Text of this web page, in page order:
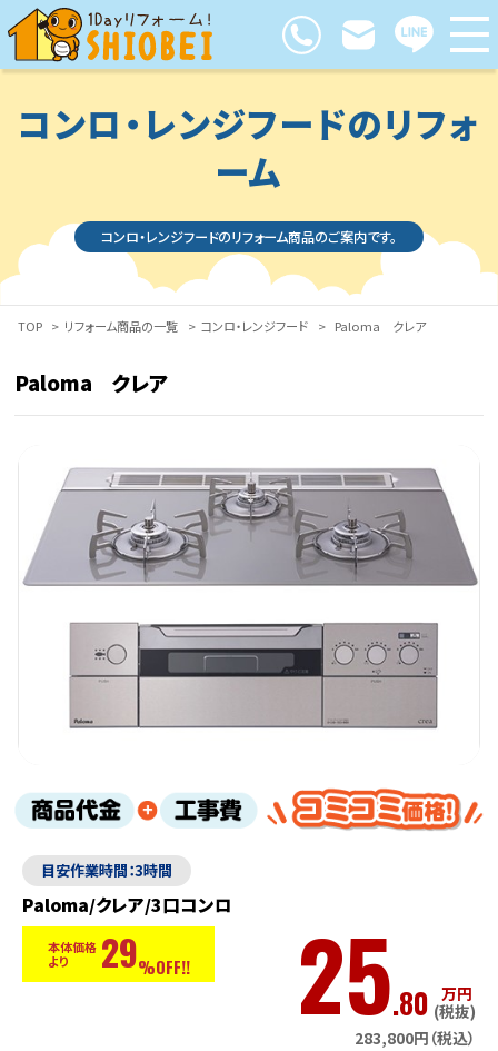
コンロ・レンジフードのリフォ
ーム
コンロ・レンジフードのリフォーム商品のご案内です。
TOP > リフォーム商品の一覧 > コンロ・レンジフード > Paloma クレア
Paloma クレア
目安作業時間：3時間
Paloma/クレア/3口コンロ
本体価格
より
29%OFF!! 25.80 万円
(税抜)
283,800円（税込）